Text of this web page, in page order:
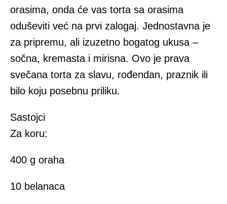
orasima, onda će vas torta sa orasima
oduševiti već na prvi zalogaj. Jednostavna je
za pripremu, ali izuzetno bogatog ukusa –
sočna, kremasta i mirisna. Ovo je prava
svečana torta za slavu, rođendan, praznik ili
bilo koju posebnu priliku.
Sastojci
Za koru:
400 g oraha
10 belanaca